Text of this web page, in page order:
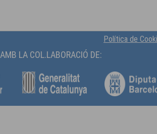
Política de
AMB LA COL.LABORACIÓ DE: